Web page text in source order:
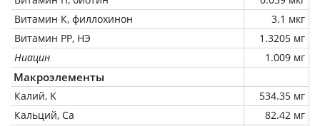
Витамин К, филлохинон
3.1 мкг
Витамин РР, НЭ
1.3205 мг
Ниацин
1.009 мг
Макроэлементы
Калий, K
534.35 мг
Кальций, Ca
82.42 мг